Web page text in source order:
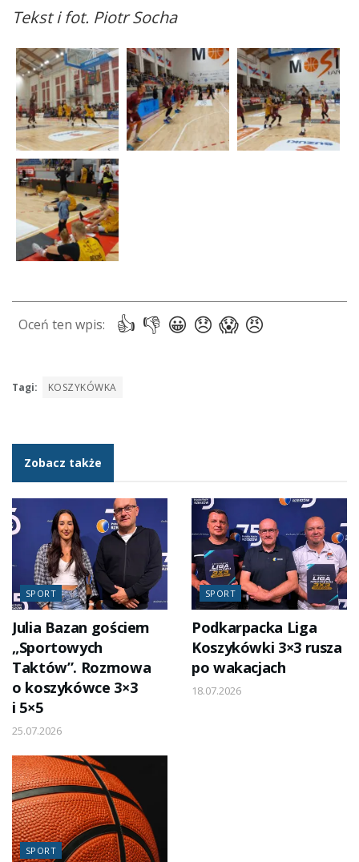
Tekst i fot. Piotr Socha
Tagi: KOSZYKÓWKA
Zobacz także
SPORT
Julia Bazan gościem
„Sportowych
Taktów”. Rozmowa
o koszykówce 3×3
i 5×5
25.07.2026
SPORT
Podkarpacka Liga
Koszykówki 3×3 rusza
po wakacjach
18.07.2026
SPORT